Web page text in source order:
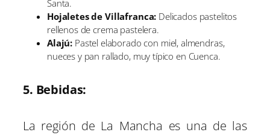
Santa.
Hojaletes de Villafranca: Delicados pastelitos
rellenos de crema pastelera.
Alajú: Pastel elaborado con miel, almendras,
nueces y pan rallado, muy típico en Cuenca.
5. Bebidas:
La región de La Mancha es una de las